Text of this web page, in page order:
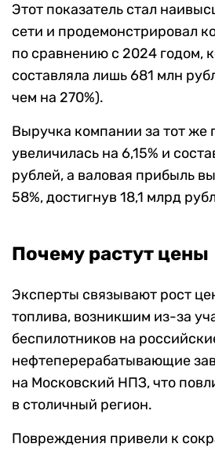
Этот показатель стал
сети и продемонстрировал
по сравнению с 2024 годом,
составляла лишь 681 млн
чем на 270%).
Выручка компании за тот же
увеличилась на 6,15% и
рублей, а валовая прибыль
58%, достигнув 18,1 млрд
Почему растут цены
Эксперты связывают рост
топлива, возникшим из-за
беспилотников на
нефтеперерабатывающие
на Московский НПЗ, что
в столичный регион.
Повреждения привели к